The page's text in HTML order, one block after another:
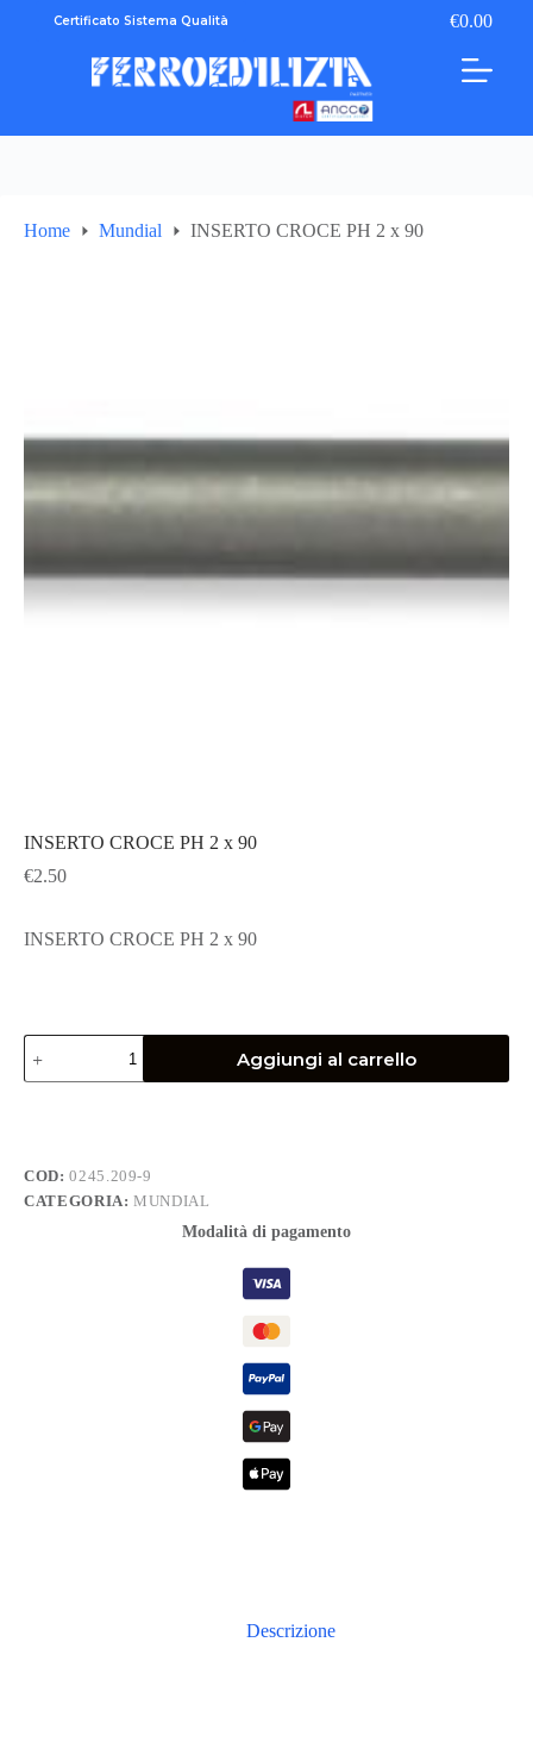
Certificato Sistema Qualità Carrello
€0.00
Home Mundial INSERTO CROCE PH 2 x 90
INSERTO CROCE PH 2 x 90
€2.50
INSERTO CROCE PH 2 x 90
INSERTO
CROCE
PH
Aggiungi al carrello
COD:0245.209-9
CATEGORIA:MUNDIAL
Modalità di pagamento
Descrizione